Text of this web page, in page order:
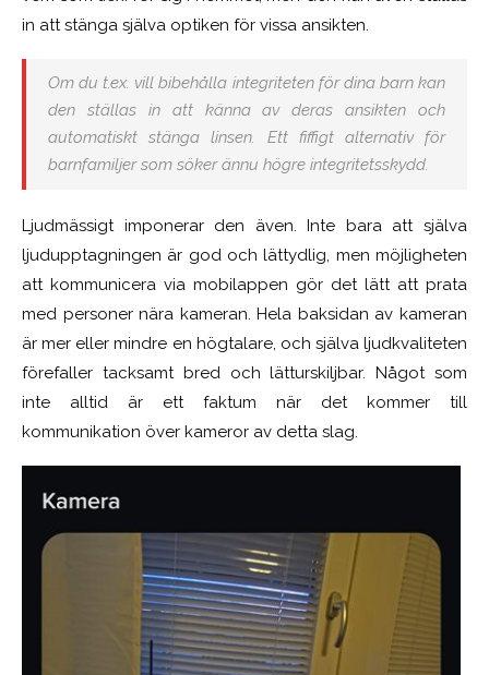
in att stänga själva optiken för vissa ansikten.
Om du t.ex. vill bibehålla integriteten för dina barn kan
den ställas in att känna av deras ansikten och
automatiskt stänga linsen. Ett fiffigt alternativ för
barnfamiljer som söker ännu högre integritetsskydd.
Ljudmässigt imponerar den även. Inte bara att själva
ljudupptagningen är god och lättydlig, men möjligheten
att kommunicera via mobilappen gör det lätt att prata
med personer nära kameran. Hela baksidan av kameran
är mer eller mindre en högtalare, och själva ljudkvaliteten
förefaller tacksamt bred och lätturskiljbar. Något som
inte alltid är ett faktum när det kommer till
kommunikation över kameror av detta slag.